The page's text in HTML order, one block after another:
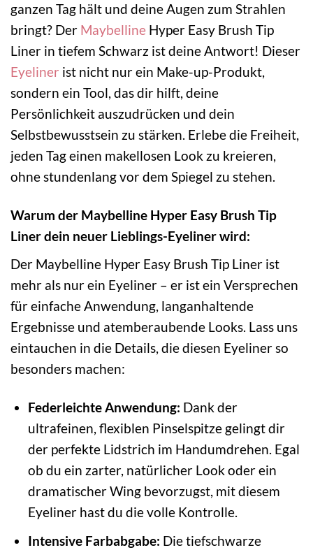
ganzen Tag hält und deine Augen zum Strahlen
bringt? Der Maybelline Hyper Easy Brush Tip
Liner in tiefem Schwarz ist deine Antwort! Dieser
Eyeliner ist nicht nur ein Make-up-Produkt,
sondern ein Tool, das dir hilft, deine
Persönlichkeit auszudrücken und dein
Selbstbewusstsein zu stärken. Erlebe die Freiheit,
jeden Tag einen makellosen Look zu kreieren,
ohne stundenlang vor dem Spiegel zu stehen.
Warum der Maybelline Hyper Easy Brush Tip
Liner dein neuer Lieblings-Eyeliner wird:
Der Maybelline Hyper Easy Brush Tip Liner ist
mehr als nur ein Eyeliner – er ist ein Versprechen
für einfache Anwendung, langanhaltende
Ergebnisse und atemberaubende Looks. Lass uns
eintauchen in die Details, die diesen Eyeliner so
besonders machen:
Federleichte Anwendung: Dank der
ultrafeinen, flexiblen Pinselspitze gelingt dir
der perfekte Lidstrich im Handumdrehen. Egal
ob du ein zarter, natürlicher Look oder ein
dramatischer Wing bevorzugst, mit diesem
Eyeliner hast du die volle Kontrolle.
Intensive Farbabgabe: Die tiefschwarze